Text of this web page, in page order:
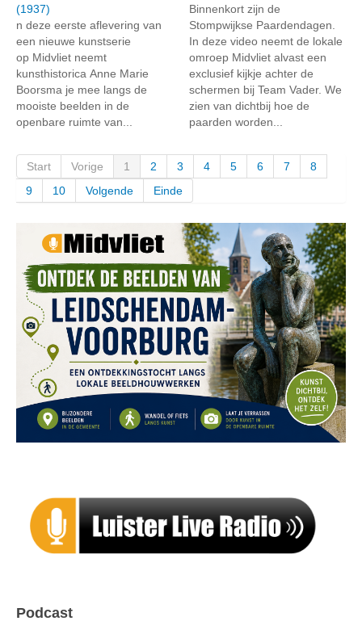
(1937)
n deze eerste aflevering van
een nieuwe kunstserie
op Midvliet neemt
kunsthistorica Anne Marie
Boorsma je mee langs de
mooiste beelden in de
openbare ruimte van...
Binnenkort zijn de
Stompwijkse Paardendagen.
In deze video neemt de lokale
omroep Midvliet alvast een
exclusief kijkje achter de
schermen bij Team Vader. We
zien van dichtbij hoe de
paarden worden...
Start Vorige 1 2 3 4 5 6 7
8
9
10 Volgende Einde
Podcast